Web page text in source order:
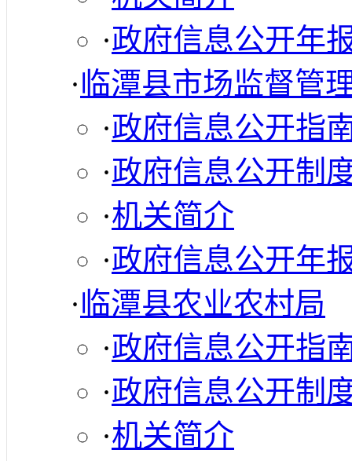
·政府信息公开年
·临潭县市场监督管
·政府信息公开指
·政府信息公开制
·机关简介
·政府信息公开年
·临潭县农业农村局
·政府信息公开指
·政府信息公开制
·机关简介